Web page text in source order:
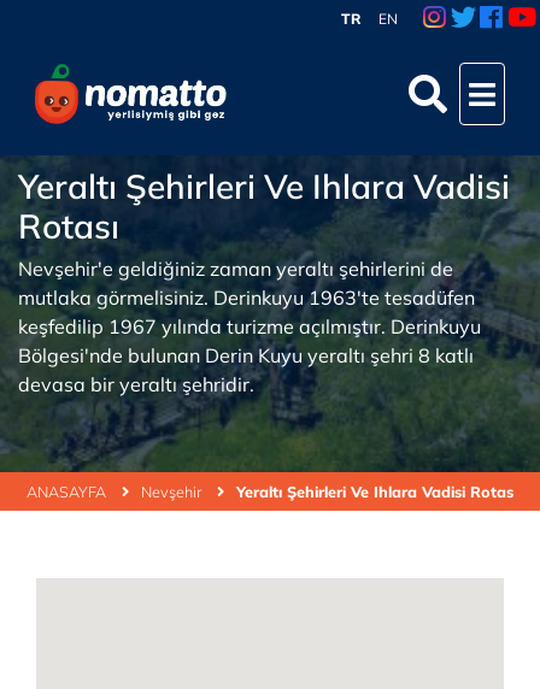
TR EN
ANASAYFA Nevşehir Yeraltı Şehirleri Ve Ihlara Vadisi Rotası
Yeraltı Şehirleri Ve Ihlara Vadisi
Rotası
Nevşehir'e geldiğiniz zaman yeraltı şehirlerini de
mutlaka görmelisiniz. Derinkuyu 1963'te tesadüfen
keşfedilip 1967 yılında turizme açılmıştır. Derinkuyu
Bölgesi'nde bulunan Derin Kuyu yeraltı şehri 8 katlı
devasa bir yeraltı şehridir.